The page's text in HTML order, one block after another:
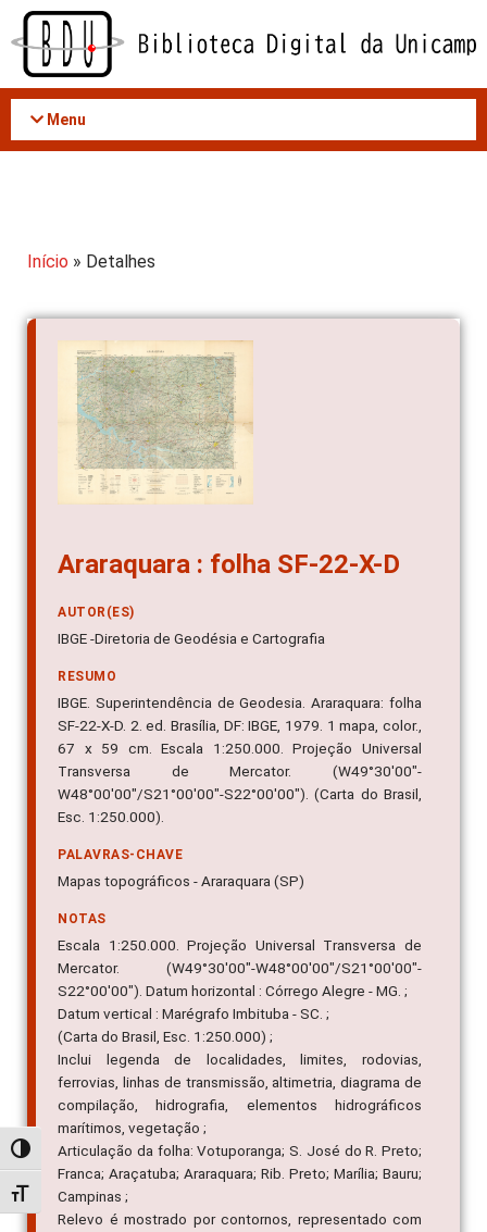
Acessar
conteúdo
Alternar alto contraste
Alternar tamanho da fonte
Menu
Início » Detalhes
Araraquara : folha SF-22-X-D
AUTOR(ES)
IBGE -Diretoria de Geodésia e Cartografia
RESUMO
IBGE. Superintendência de Geodesia. Araraquara: folha
SF-22-X-D. 2. ed. Brasília, DF: IBGE, 1979. 1 mapa, color.,
67 x 59 cm. Escala 1:250.000. Projeção Universal
Transversa de Mercator. (W49°30'00"-
W48°00'00"/S21°00'00"-S22°00'00"). (Carta do Brasil,
Esc. 1:250.000).
PALAVRAS-CHAVE
Mapas topográficos - Araraquara (SP)
NOTAS
Escala 1:250.000. Projeção Universal Transversa de
Mercator. (W49°30'00"-W48°00'00"/S21°00'00"-
S22°00'00"). Datum horizontal : Córrego Alegre - MG. ;
Datum vertical : Marégrafo Imbituba - SC. ;
(Carta do Brasil, Esc. 1:250.000) ;
Inclui legenda de localidades, limites, rodovias,
ferrovias, linhas de transmissão, altimetria, diagrama de
compilação, hidrografia, elementos hidrográficos
marítimos, vegetação ;
Articulação da folha: Votuporanga; S. José do R. Preto;
Franca; Araçatuba; Araraquara; Rib. Preto; Marília; Bauru;
Campinas ;
Relevo é mostrado por contornos, representado com